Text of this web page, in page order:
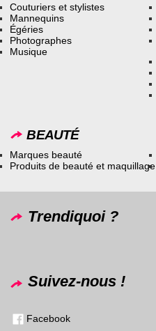
Couturiers et stylistes
Mannequins
Égéries
Photographes
Musique
BEAUTÉ
Marques beauté
Produits de beauté et maquillage
Trendiquoi ?
Suivez-nous !
Facebook